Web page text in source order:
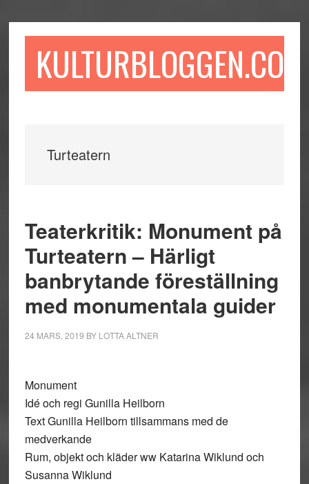
till
till
sidofältet
till
KULTURBLOGGEN.COM
Turteatern
Teaterkritik: Monument på
Turteatern – Härligt
banbrytande föreställning
med monumentala guider
24 MARS, 2019 BY LOTTA ALTNER
Monument
Idé och regi Gunilla Heilborn
Text Gunilla Heilborn tillsammans med de
medverkande
Rum, objekt och kläder ww Katarina Wiklund och
Susanna Wiklund